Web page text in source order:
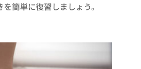
簡単に復習しましょう。